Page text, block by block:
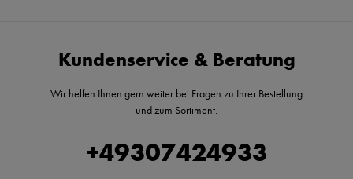
Kundenservice & Beratung
Wir helfen Ihnen gern weiter bei Fragen zu Ihrer Bestellung
und zum Sortiment.
+49307424933